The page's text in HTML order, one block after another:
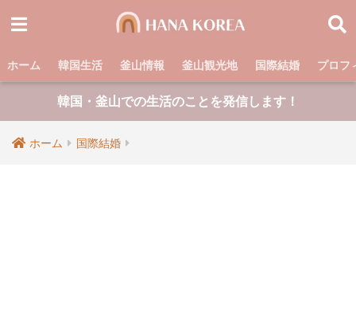
ホーム 韓国生活 釜山情報 釜山観光地 国際結婚 プロフ
韓国・釜山での生活のことを発信します！
ホーム 国際結婚